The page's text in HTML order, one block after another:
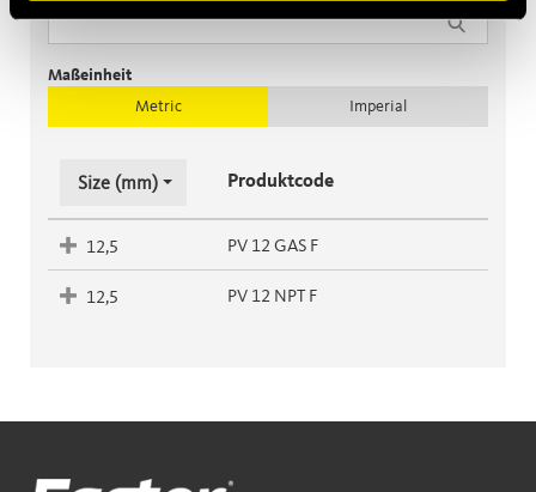
Maßeinheit
Metric
Imperial
Size (mm) Produktcode
12,5 PV 12 GAS F
12,5 PV 12 NPT F